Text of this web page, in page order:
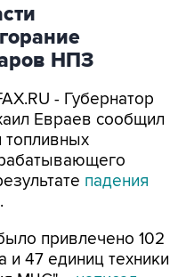
НПЗ
- Губернатор
Евраев сообщил
топливных
падения
привлечено 102
и 47 единиц техники